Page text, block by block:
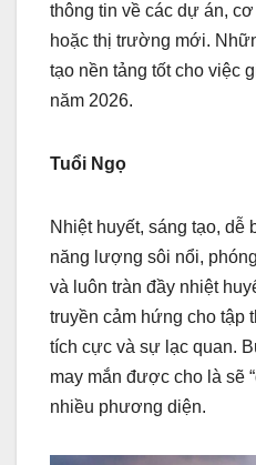
thông tin về các dự án,
hoặc thị trường mới.
tạo nền tảng tốt cho việc
năm 2026.
Tuổi Ngọ
Nhiệt huyết, sáng tạo, dễ
năng lượng sôi nổi,
và luôn tràn đầy nhiệt
truyền cảm hứng cho tập
tích cực và sự lạc quan.
may mắn được cho là sẽ
nhiều phương diện.